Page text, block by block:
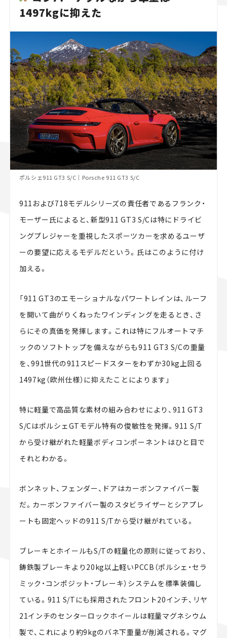
1497kgに抑えた
ポルシェ911 GT3 S/C｜Porsche 911 GT3 S/C
911および718モデルシリーズの責任者であるフランク・
モーザー氏によると、新型911 GT3 S/Cは特にドライビ
ングプレジャーを重視したスポーツカーを求めるユーザ
ーの要望に応えるモデルだという。氏はこのように付け
加える。
「911 GT3のエモーショナルなパワートレインは、ルーフ
を開いて曲がりくねったワインディングを走るとき、さ
らにその真価を発揮します。これは特にフルオートマチ
ックのソフトトップを備えながらも911 GT3 S/Cの重量
を、991世代の911スピードスターをわずか30kg上回る
1497kg（欧州仕様）に抑えたことによります」
特に軽量で高品質な素材の組み合わせにより、911 GT3
S/CはポルシェGTモデル特有の俊敏性を発揮。911 S/T
から受け継がれた軽量ボディコンポーネントはひと目で
それとわかる。
ボンネット、フェンダー、ドアはカーボンファイバー製
だ。カーボンファイバー製のスタビライザーとシアプレ
ートも固定ヘッドの911 S/Tから受け継がれている。
ブレーキとホイールもS/Tの軽量化の原則に従っており、
鋳鉄製ブレーキより20kg以上軽いPCCB（ポルシェ・セラ
ミック・コンポジット・ブレーキ）システムを標準装備し
ている。911 S/Tにも採用されたフロント20インチ、リヤ
21インチのセンターロックホイールは軽量マグネシウム
製で、これにより約9kgのバネ下重量が削減される。マグ